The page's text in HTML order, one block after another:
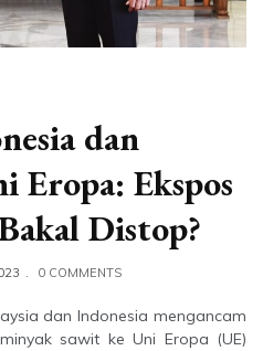
dan
Eropa: Ekspos
Distop?
0 COMMENTS
dan Indonesia mengancam
sawit ke Uni Eropa (UE)